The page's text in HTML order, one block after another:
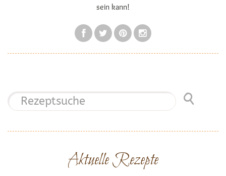
sein kann!
Aktuelle Rezepte